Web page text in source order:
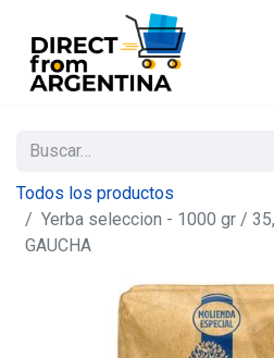
Todos los productos
Yerba seleccion - 1000 gr /
GAUCHA